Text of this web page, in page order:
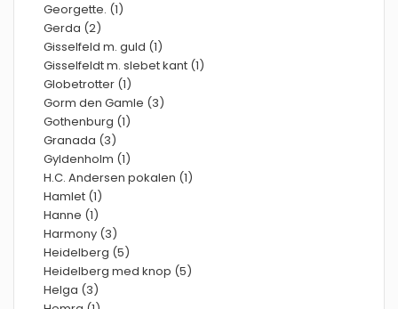
Georgette. (1)
Gerda (2)
Gisselfeld m. guld (1)
Gisselfeldt m. slebet kant (1)
Globetrotter (1)
Gorm den Gamle (3)
Gothenburg (1)
Granada (3)
Gyldenholm (1)
H.C. Andersen pokalen (1)
Hamlet (1)
Hanne (1)
Harmony (3)
Heidelberg (5)
Heidelberg med knop (5)
Helga (3)